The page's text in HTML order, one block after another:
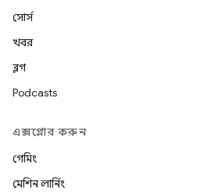
সোর্স
খবর
ব্লগ
Podcasts
এক্সপ্লোর করুন
গেমিং
মেশিন লার্নিং